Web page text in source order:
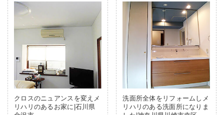
クロスのニュアンスを変えメ
リハリのあるお家に|石川県
洗面所全体をリフォームしメ
リハリのある洗面所になりま